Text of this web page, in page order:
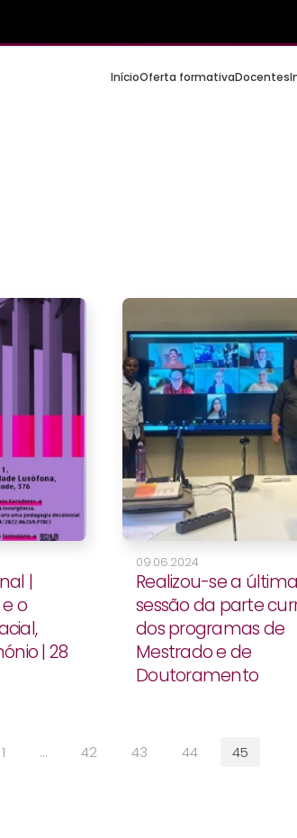
InícioOferta formativaDocentes
|
o
| 28
09.06.2024
Realizou-se a última
sessão da parte
dos programas de
Mestrado e de
Doutoramento
1 … 42 43 44 45